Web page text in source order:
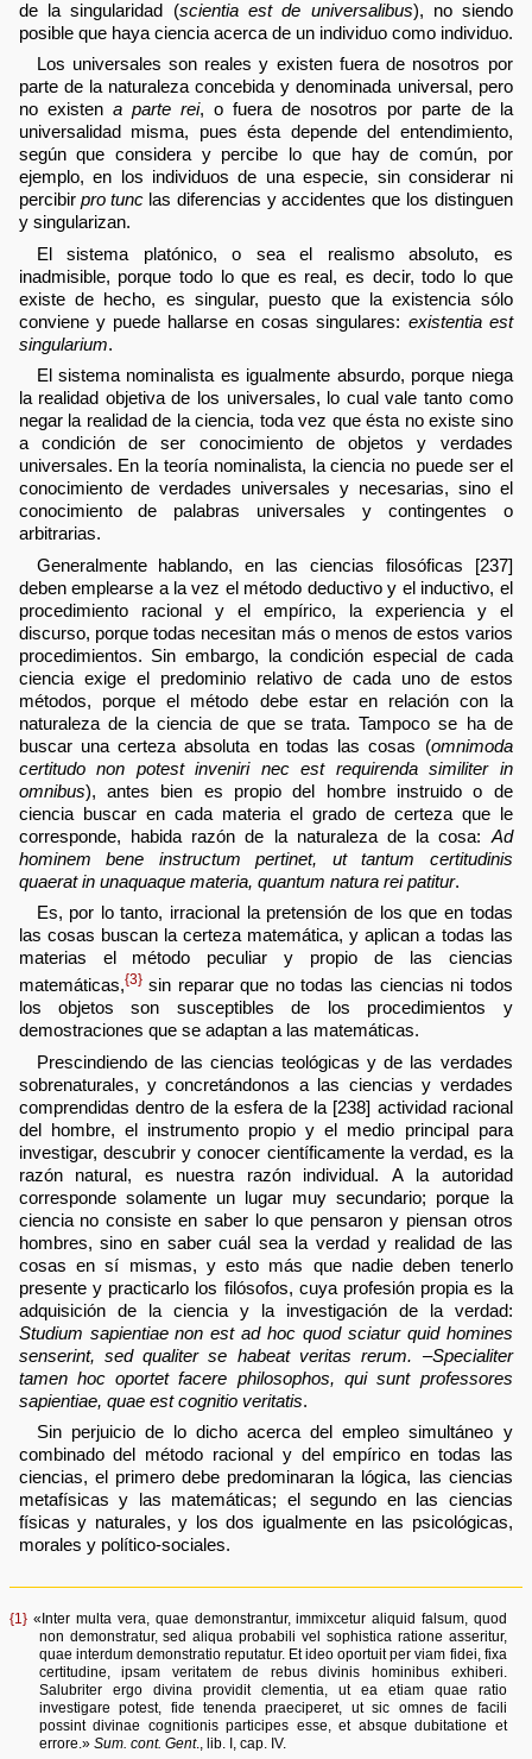
de la singularidad (scientia est de universalibus), no siendo
posible que haya ciencia acerca de un individuo como individuo.
Los universales son reales y existen fuera de nosotros por
parte de la naturaleza concebida y denominada universal, pero
no existen a parte rei, o fuera de nosotros por parte de la
universalidad misma, pues ésta depende del entendimiento,
según que considera y percibe lo que hay de común, por
ejemplo, en los individuos de una especie, sin considerar ni
percibir pro tunclas diferencias y accidentes que los distinguen
y singularizan.
El sistema platónico, o sea el realismo absoluto, es
inadmisible, porque todo lo que es real, es decir, todo lo que
existe de hecho, es singular, puesto que la existencia sólo
conviene y puede hallarse en cosas singulares: existentia est
singularium.
El sistema nominalista es igualmente absurdo, porque niega
la realidad objetiva de los universales, lo cual vale tanto como
negar la realidad de la ciencia, toda vez que ésta no existe sino
a condición de ser conocimiento de objetos y verdades
universales. En la teoría nominalista, la ciencia no puede ser el
conocimiento de verdades universales y necesarias, sino el
conocimiento de palabras universales y contingentes o
arbitrarias.
Generalmente hablando, en las ciencias filosóficas [237]
deben emplearse a la vez el método deductivo y el inductivo, el
procedimiento racional y el empírico, la experiencia y el
discurso, porque todas necesitan más o menos de estos varios
procedimientos. Sin embargo, la condición especial de cada
ciencia exige el predominio relativo de cada uno de estos
métodos, porque el método debe estar en relación con la
naturaleza de la ciencia de que se trata. Tampoco se ha de
buscar una certeza absoluta en todas las cosas (omnimoda
certitudo non potest inveniri nec est requirenda similiter in
omnibus), antes bien es propio del hombre instruido o de
ciencia buscar en cada materia el grado de certeza que le
corresponde, habida razón de la naturaleza de la cosa: Ad
hominem bene instructum pertinet, ut tantum certitudinis
quaerat in unaquaque materia, quantum natura rei patitur.
Es, por lo tanto, irracional la pretensión de los que en todas
las cosas buscan la certeza matemática, y aplican a todas las
materias el método peculiar y propio de las ciencias
matemáticas,{3}sin reparar que no todas las ciencias ni todos
los objetos son susceptibles de los procedimientos y
demostraciones que se adaptan a las matemáticas.
Prescindiendo de las ciencias teológicas y de las verdades
sobrenaturales, y concretándonos a las ciencias y verdades
comprendidas dentro de la esfera de la [238] actividad racional
del hombre, el instrumento propio y el medio principal para
investigar, descubrir y conocer científicamente la verdad, es la
razón natural, es nuestra razón individual. A la autoridad
corresponde solamente un lugar muy secundario; porque la
ciencia no consiste en saber lo que pensaron y piensan otros
hombres, sino en saber cuál sea la verdad y realidad de las
cosas en sí mismas, y esto más que nadie deben tenerlo
presente y practicarlo los filósofos, cuya profesión propia es la
adquisición de la ciencia y la investigación de la verdad:
Studium sapientiae non est ad hoc quod sciatur quid homines
senserint, sed qualiter se habeat veritas rerum. –Specialiter
tamen hoc oportet facere philosophos, qui sunt professores
sapientiae, quae est cognitio veritatis.
Sin perjuicio de lo dicho acerca del empleo simultáneo y
combinado del método racional y del empírico en todas las
ciencias, el primero debe predominaran la lógica, las ciencias
metafísicas y las matemáticas; el segundo en las ciencias
físicas y naturales, y los dos igualmente en las psicológicas,
morales y político-sociales.
{1} «Inter multa vera, quae demonstrantur, immixcetur aliquid falsum, quod
non demonstratur, sed aliqua probabili vel sophistica ratione asseritur,
quae interdum demonstratio reputatur. Et ideo oportuit per viam fidei, fixa
certitudine, ipsam veritatem de rebus divinis hominibus exhiberi.
Salubriter ergo divina providit clementia, ut ea etiam quae ratio
investigare potest, fide tenenda praeciperet, ut sic omnes de facili
possint divinae cognitionis participes esse, et absque dubitatione et
errore.» Sum. cont. Gent., lib. I, cap. IV.